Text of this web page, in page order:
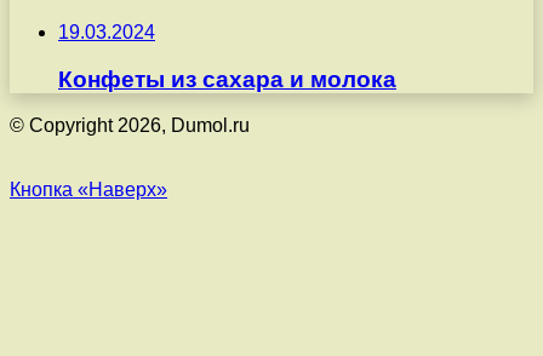
19.03.2024
Конфеты из сахара и молока
© Copyright 2026, Dumol.ru
Кнопка «Наверх»